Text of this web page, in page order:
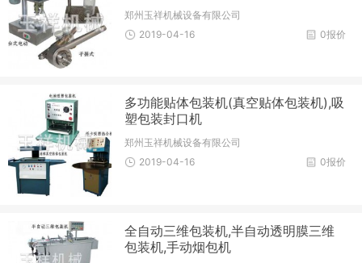
郑州玉祥机械设备有限公司
0报价
2019-04-16
多功能贴体包装机(真空贴体包装机),吸
塑包装封口机
郑州玉祥机械设备有限公司
0报价
2019-04-16
全自动三维包装机,半自动透明膜三维
包装机,手动烟包机